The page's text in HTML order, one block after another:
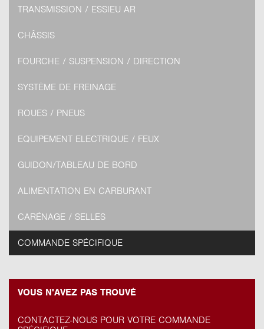
TRANSMISSION / ESSIEU AR
CHÂSSIS
FOURCHE / SUSPENSION / DIRECTION
SYSTÈME DE FREINAGE
ROUES / PNEUS
EQUIPEMENT ELECTRIQUE / FEUX
GUIDON/TABLEAU DE BORD
ALIMENTATION EN CARBURANT
CARÉNAGE / SELLES
COMMANDE SPÉCIFIQUE
VOUS N'AVEZ PAS TROUVÉ
CONTACTEZ-NOUS POUR VOTRE COMMANDE